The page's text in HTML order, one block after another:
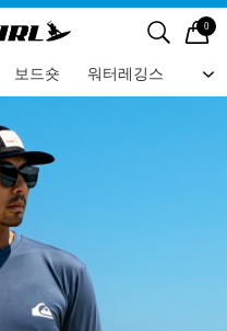
검색
0
보드숏 워터레깅스 비
메뉴